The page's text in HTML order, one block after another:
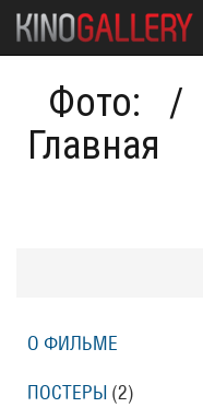
Фото:
Главная
/
О ФИЛЬМЕ
ПОСТЕРЫ (2)